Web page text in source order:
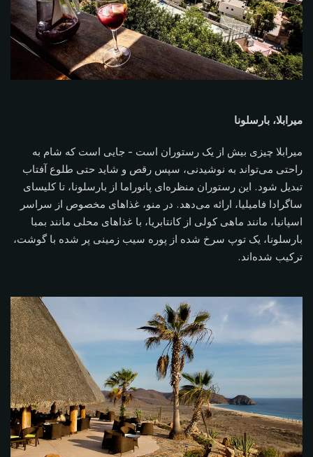
میرابلا، بارسلونا
میرابلا چیزی بیش از یک رستوران است - جایی است که شام ​​به
راحتی می‌تواند به نوشیدنی، سپس رقص و شاید حتی طلوع آفتاب
تبدیل شود. این رستوران منظره‌ای پانوراما از بارسلونا، تا کلیسای
ساگرادا فامیلیا، ارائه می‌دهد. در منو، غذاهای مخصوص از سراسر
اسپانیا، مانند ماهی کولی از کانتابریا، با غذاهای محلی مانند بمبا
بارسلونا، یک توپ سرخ شده از پوره سیب زمینی پر شده با گوشت،
ترکیب شده‌اند.